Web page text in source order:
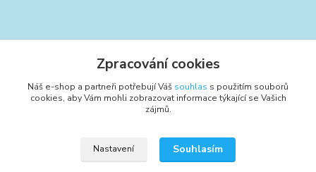
+420 797 834 700
(Po-Pá, 8-15:30 hod.)
Zpracování cookies
Náš e-shop a partneři potřebují Váš souhlas s použitím souborů
cookies, aby Vám mohli zobrazovat informace týkající se Vašich
zájmů.
Nastavení Souhlasím